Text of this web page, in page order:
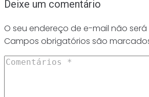
Deixe um comentário
O seu endereço de e-mail não
Campos obrigatórios são